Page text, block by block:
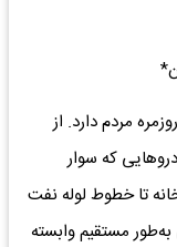
مردم دارد. از
که سوار
تا خطوط لوله نفت
مستقیم وابسته